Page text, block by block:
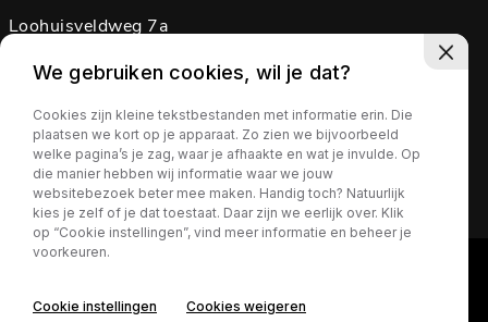
Loohuisveldweg 7a
7595 KP Weerselo
Nederland
Routebeschrijving
We gebruiken cookies, wil je dat?
Cookies zijn kleine tekstbestanden met informatie erin. Die
plaatsen we kort op je apparaat. Zo zien we bijvoorbeeld
welke pagina’s je zag, waar je afhaakte en wat je invulde. Op
die manier hebben wij informatie waar we jouw
websitebezoek beter mee maken. Handig toch? Natuurlijk
kies je zelf of je dat toestaat. Daar zijn we eerlijk over. Klik
op “Cookie instellingen”, vind meer informatie en beheer je
voorkeuren.
Cookie instellingen Cookies weigeren